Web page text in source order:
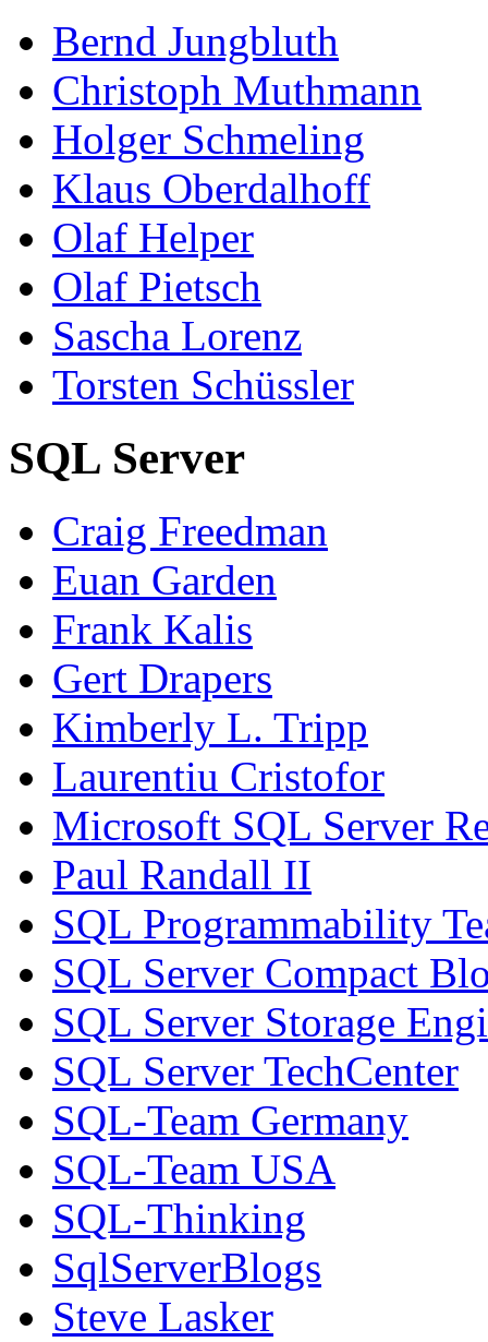
Bernd Jungbluth
Christoph Muthmann
Holger Schmeling
Klaus Oberdalhoff
Olaf Helper
Olaf Pietsch
Sascha Lorenz
Torsten Schüssler
SQL Server
Craig Freedman
Euan Garden
Frank Kalis
Gert Drapers
Kimberly L. Tripp
Laurentiu Cristofor
Microsoft SQL Server
Paul Randall II
SQL Programmability
SQL Server Compact
SQL Server Storage
SQL Server TechCenter
SQL-Team Germany
SQL-Team USA
SQL-Thinking
SqlServerBlogs
Steve Lasker